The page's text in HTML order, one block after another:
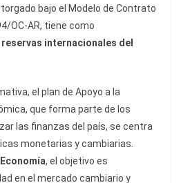
bajo el Modelo de Contrato
OC-AR, tiene como
internacionales del
el plan de Apoyo a la
que forma parte de los
las finanzas del país, se centra
monetarias y cambiarias.
, el objetivo es
en el mercado cambiario y